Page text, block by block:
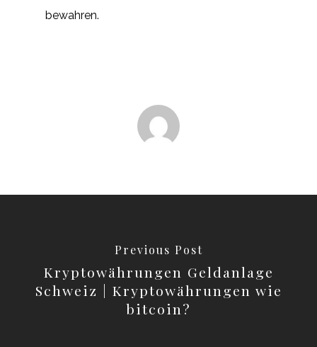
bewahren.
Previous Post
Kryptowährungen Geldanlage
Schweiz | Kryptowährungen wie
bitcoin?